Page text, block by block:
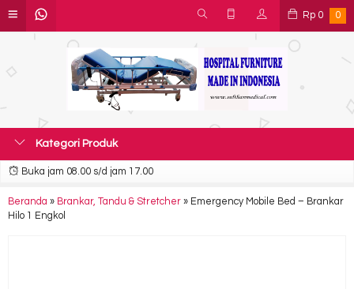
Rp 0 0
Kategori Produk
Buka jam 08.00 s/d jam 17.00
Beranda » Brankar, Tandu & Stretcher » Emergency Mobile Bed – Brankar
Hilo 1 Engkol